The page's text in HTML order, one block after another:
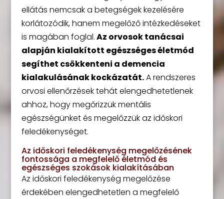
ellátás nemcsak a betegségek kezelésére
korlátozódik, hanem megelőző intézkedéseket
is magában foglal.Az orvosok tanácsai
alapján kialakított egészséges életmód
segíthet csökkenteni a demencia
kialakulásának kockázatát.A rendszeres
orvosi ellenőrzések tehát elengedhetetlenek
ahhoz, hogy megőrizzük mentális
egészségünket és megelőzzük az időskori
feledékenységet.
Az időskori feledékenység megelőzésének
fontossága a megfelelő életmód és
egészséges szokások kialakításában
Az időskori feledékenység megelőzése
érdekében elengedhetetlen a megfelelő